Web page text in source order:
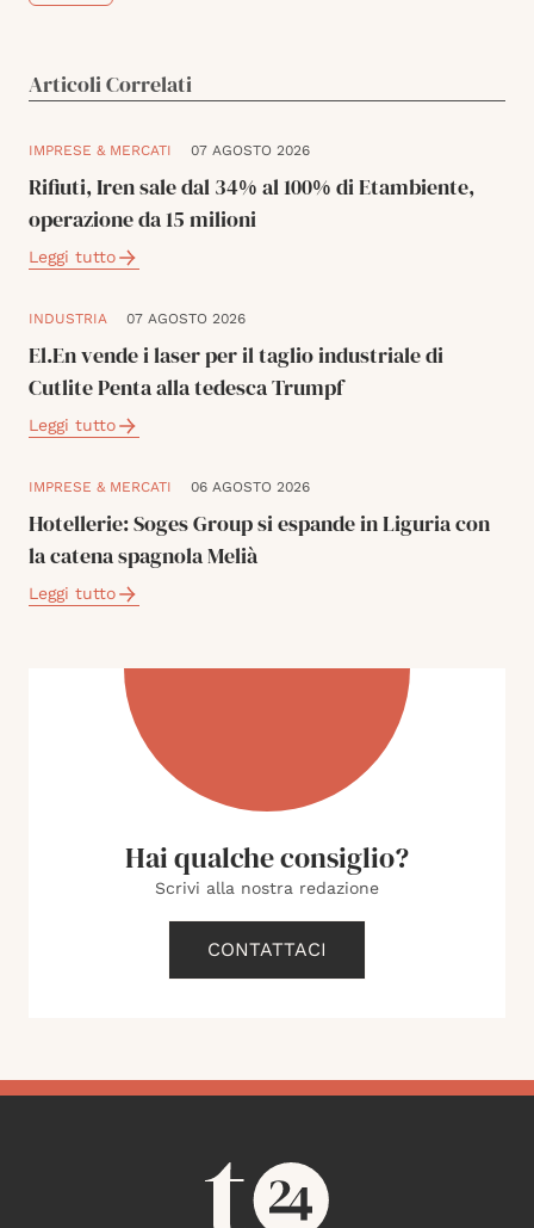
Articoli Correlati
IMPRESE & MERCATI 07 AGOSTO 2026
Rifiuti, Iren sale dal 34% al 100% di Etambiente,
operazione da 15 milioni
Leggi tutto
INDUSTRIA 07 AGOSTO 2026
El.En vende i laser per il taglio industriale di
Cutlite Penta alla tedesca Trumpf
Leggi tutto
IMPRESE & MERCATI 06 AGOSTO 2026
Hotellerie: Soges Group si espande in Liguria con
la catena spagnola Melià
Leggi tutto
Hai qualche consiglio?
Scrivi alla nostra redazione
CONTATTACI